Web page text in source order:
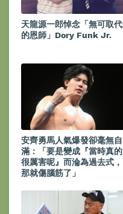
天龍源一郎悼念「無可取代
的恩師」Dory Funk Jr.
安齊勇馬人氣爆發卻毫無自
滿：「要是變成『當時真的
很厲害呢』而淪為過去式，
那就傷腦筋了」